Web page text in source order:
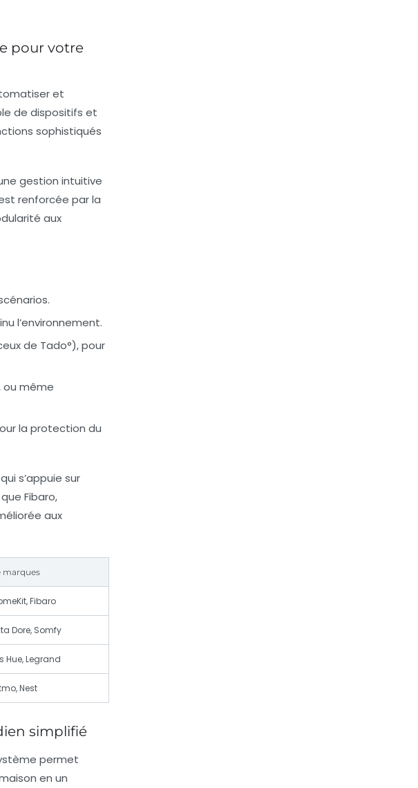
pour votre
et
de dispositifs et
sophistiqués
gestion intuitive
renforcée par la
aux
l’environnement.
de Tado°), pour
ou même
la protection du
s’appuie sur
Fibaro,
aux
marques
Fibaro
Dore, Somfy
Hue, Legrand
Nest
simplifié
permet
en un